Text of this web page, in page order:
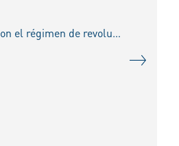
Durante mucho tiempo las bombas de agua mecánicas estaban, de una u otra manera, emparejadas de forma fija con el régimen de revoluciones del motor. Pero la tendencia a una refrigeración seg